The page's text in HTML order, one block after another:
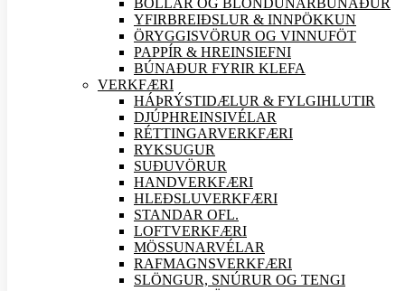
BOLLAR OG BLÖNDUNARBÚNAÐUR
YFIRBREIÐSLUR & INNPÖKKUN
ÖRYGGISVÖRUR OG VINNUFÖT
PAPPÍR & HREINSIEFNI
BÚNAÐUR FYRIR KLEFA
VERKFÆRI
HÁÞRÝSTIDÆLUR & FYLGIHLUTIR
DJÚPHREINSIVÉLAR
RÉTTINGARVERKFÆRI
RYKSUGUR
SUÐUVÖRUR
HANDVERKFÆRI
HLEÐSLUVERKFÆRI
STANDAR OFL.
LOFTVERKFÆRI
MÖSSUNARVÉLAR
RAFMAGNSVERKFÆRI
SLÖNGUR, SNÚRUR OG TENGI